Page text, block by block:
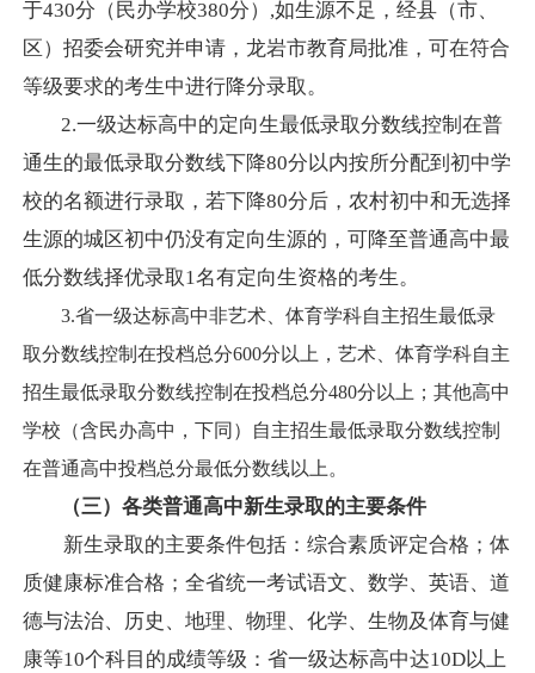
于430分（民办学校380分）,如生源不足，经县（市、
区）招委会研究并申请，龙岩市教育局批准，可在符合
等级要求的考生中进行降分录取。
2.一级达标高中的定向生最低录取分数线控制在普
通生的最低录取分数线下降80分以内按所分配到初中学
校的名额进行录取 ，若下降80分后，农村初中和无选择
生源的城区初中仍没有定向生源的，可降至普通高中最
低分数线择优录取1名有定向生资格的考生。
3.省一级达标高中非艺术、体育学科自主招生最低录
取分数线控制在投档总分600分以上，艺术、体育学科自主
招生最低录取分数线控制在投档总分480分以上；其他高中
学校（含民办高中，下同）自主招生最低录取分数线控制
在普通高中投档总分最低分数线以上。
（三）各类普通高中新生录取的主要条件
新生录取的主要条件包括：综合素质评定合格；体
质健康标准合格；全省统一考试语文、数学、英语、道
德与法治、历史、地理、物理、化学、生物及体育与健
康等10个科目的成绩等级： 省一级达标高中达10D以上